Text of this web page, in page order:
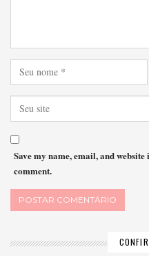
Save my name, email, and
comment.